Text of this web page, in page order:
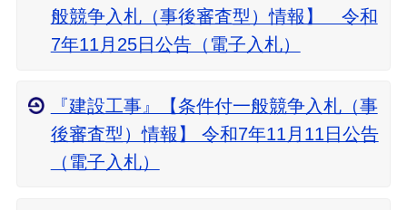
般競争入札（事後審査型）情報】 令和
7年11月25日公告（電子入札）
『建設工事』【条件付一般競争入札（事
後審査型）情報】 令和7年11月11日公告
（電子入札）